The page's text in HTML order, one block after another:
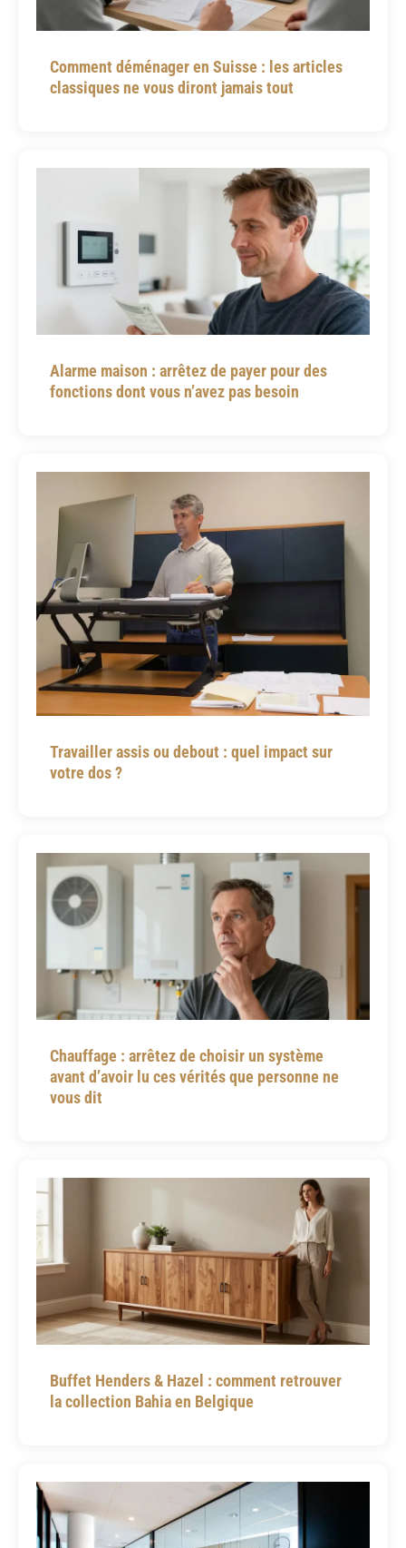
Comment déménager en Suisse : les articles
classiques ne vous diront jamais tout
Alarme maison : arrêtez de payer pour des
fonctions dont vous n’avez pas besoin
Travailler assis ou debout : quel impact sur
votre dos ?
Chauffage : arrêtez de choisir un système
avant d’avoir lu ces vérités que personne ne
vous dit
Buffet Henders & Hazel : comment retrouver
la collection Bahia en Belgique